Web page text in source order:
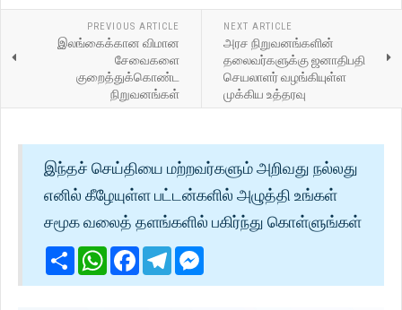
PREVIOUS ARTICLE
இலங்கைக்கான விமான
சேவைகளை
குறைத்துக்கொண்ட
நிறுவனங்கள்
NEXT ARTICLE
அரச நிறுவனங்களின்
தலைவர்களுக்கு ஜனாதிபதி
செயலாளர் வழங்கியுள்ள
முக்கிய உத்தரவு
இந்தச் செய்தியை மற்றவர்களும் அறிவது நல்லது
எனில் கீழேயுள்ள பட்டன்களில் அழுத்தி உங்கள்
சமூக வலைத் தளங்களில் பகிர்ந்து கொள்ளுங்கள்
ShareWhatsApp
Facebook
Telegram